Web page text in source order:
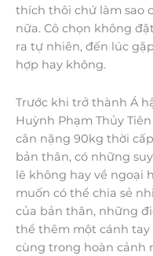
thích thôi chứ làm sao
nữa. Cô chọn không
ra tự nhiên, đến lúc
hợp hay không.
Trước khi trở thành Á
Huỳnh Phạm Thủy
cân nặng 90kg thời
bản thân, có những
lẽ không hay về ngoại
muốn có thể chia sẻ
của bản thân, những
thể thêm một cánh
cùng trong hoàn cảnh